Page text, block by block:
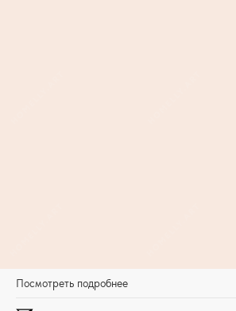
Посмотреть подробнее